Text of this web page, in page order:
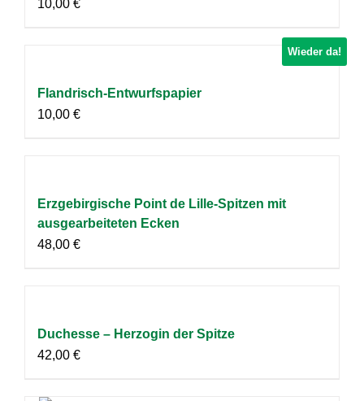
10,00 €
Wieder da!
Flandrisch-Entwurfspapier
10,00 €
Erzgebirgische Point de Lille-Spitzen mit
ausgearbeiteten Ecken
48,00 €
Duchesse – Herzogin der Spitze
42,00 €